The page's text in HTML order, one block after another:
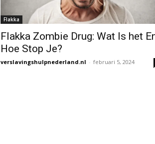
Flakka
Flakka Zombie Drug: Wat Is het
Hoe Stop Je?
verslavingshulpnederland.nl - februari 5, 2024